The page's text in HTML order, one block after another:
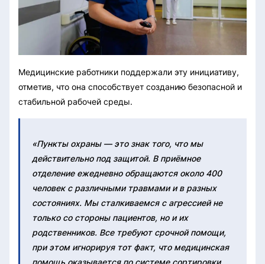
Медицинские работники поддержали эту инициативу,
отметив, что она способствует созданию безопасной и
стабильной рабочей среды.
«Пункты охраны — это знак того, что мы
действительно под защитой. В приёмное
отделение ежедневно обращаются около 400
человек с различными травмами и в разных
состояниях. Мы сталкиваемся с агрессией не
только со стороны пациентов, но и их
родственников. Все требуют срочной помощи,
при этом игнорируя тот факт, что медицинская